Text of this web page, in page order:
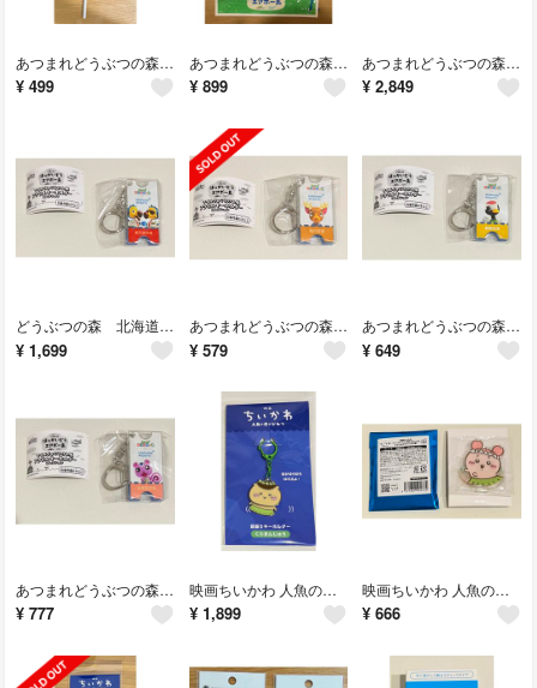
あつまれどうぶつの森 北海道エアポート 購入特典 非売品 ノベルティ ミニバルーン かっぺい
¥ 499
あつまれどうぶつの森 北海道エアポート オリジナルショルダーショッパー 会場限定品 新千歳空港限定
¥ 899
あつまれどうぶつの森 北海道エアポート オリジナル木製組み立てキット 会場限定品 新千歳空港限定
¥ 2,849
どうぶつの森 北海道エアポート オリジナル マイルりょこうけん風アクリルキーホルダー ガチャ 新千歳空港 モーリー&ロドリー
¥ 1,699
あつまれどうぶつの森 北海道エアポート オリジナル マイルりょこうけん風アクリルキーホルダー ガチャ 稚内空港 チャック
¥ 579
あつまれどうぶつの森 北海道エアポート オリジナル マイルりょこうけん風アクリルキーホルダー ガチャ 釧路空港 ちとせ
¥ 649
あつまれどうぶつの森 北海道エアポート オリジナル マイルりょこうけん風アクリルキーホルダー ガチャ 女満別空港 ももこ
¥ 777
映画ちいかわ 人魚の島のひみつ 首振りキーホルダー くりまんじゅう
¥ 1,899
映画ちいかわ 人魚の島のひみつ トレーディング 海辺でダンスなアクリルスタンド 古本屋
¥ 666